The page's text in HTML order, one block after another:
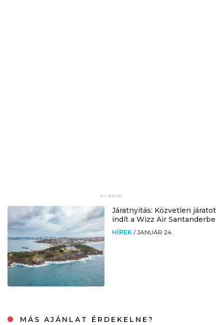
Járatnyitás: Közvetlen járatot
indít a Wizz Air Santanderbe
HÍREK /JANUÁR 24.
MÁS AJÁNLAT ÉRDEKELNE?